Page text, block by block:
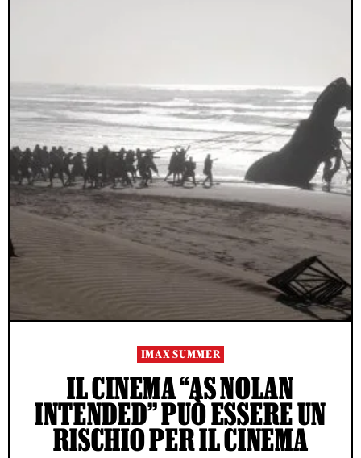
IMAX SUMMER
IL CINEMA “AS NOLAN
INTENDED” PUÒ ESSERE UN
RISCHIO PER IL CINEMA